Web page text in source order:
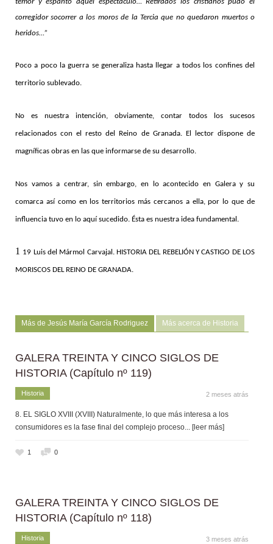
temor y espanto aquel espectáculo… Retirados los cristianos pudo el
corregidor socorrer a los moros de la Tercia que no quedaron muertos o
heridos…”
Poco a poco la guerra se generaliza hasta llegar a todos los confines del
territorio sublevado.
No es nuestra intención, obviamente, contar todos los sucesos
relacionados con el resto del Reino de Granada. El lector dispone de
magníficas obras en las que informarse de su desarrollo.
Nos vamos a centrar, sin embargo, en lo acontecido en Galera y su
comarca así como en los territorios más cercanos a ella, por lo que de
influencia tuvo en lo aquí sucedido. Ésta es nuestra idea fundamental.
1 19 Luis del Mármol Carvajal. HISTORIA DEL REBELIÓN Y CASTIGO DE LOS
MORISCOS DEL REINO DE GRANADA.
Más de Jesús María García Rodriguez Más acerca de Historia
GALERA TREINTA Y CINCO SIGLOS DE
HISTORIA (Capítulo nº 119)
Historia 2 meses atrás
8. EL SIGLO XVIII (XVIII) Naturalmente, lo que más interesa a los
consumidores es la fase final del complejo proceso... [leer más]
1 0
GALERA TREINTA Y CINCO SIGLOS DE
HISTORIA (Capítulo nº 118)
Historia 3 meses atrás